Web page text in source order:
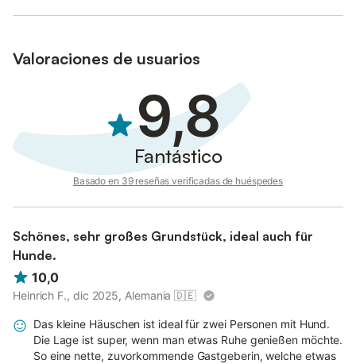
abiertos. ¡Bienvenidos a La Barraca de Farena!
Valoraciones de usuarios
9,8
Fantástico
Basado en 39 reseñas verificadas de huéspedes
Schönes, sehr großes Grundstück, ideal auch für
Hunde.
10,0
Heinrich F., dic 2025, Alemania 🇩🇪
Das kleine Häuschen ist ideal für zwei Personen mit Hund.
Die Lage ist super, wenn man etwas Ruhe genießen möchte.
So eine nette, zuvorkommende Gastgeberin, welche etwas